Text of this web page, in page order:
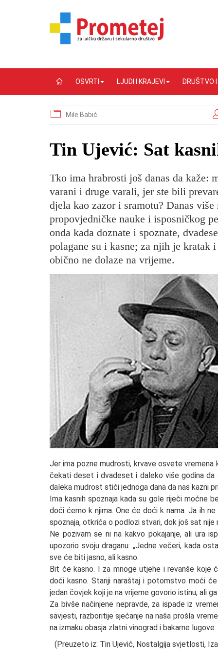
OSVRTI LJUDI I KRAJEVI DRUŠTVO
Mile Babić
Tin Ujević: Sat
Tko ima hrabrosti još danas da kaže:
varani i druge varali, jer ste bili
djela kao zazor i sramotu? Danas
propovjedničke nauke i isposničkog
onda kada doznate i spoznate,
polagane su i kasne; za njih je
obično ne dolaze na vrijeme.
Jer ima pozne mudrosti, krvave osvete vremena
čekati deset i dvadeset i daleko više godina da
daleka mudrost stići jednoga dana da nas kazni
Ima kasnih spoznaja kada su gole riječi moćne
doći ćemo k njima. One će doći k nama. Ja ih
spoznaja, otkrića o podlozi stvari, dok još sat nije
Ne pozivam se ni na kakvo pokajanje, ali ura
upozorio svoju draganu: „Jedne večeri, kada
sve će biti jasno, ali kasno.
Bit će kasno. I za mnoge utjehe i revanše koje
doći kasno. Stariji naraštaj i potomstvo moći
jedan čovjek koji je na vrijeme govorio istinu, ali
Za bivše načinjene nepravde, za ispade iz
savjesti, razboritije sjećanje na naša prošla
na izmaku obasja zlatni vinograd i bakarne lugove.
(Preuzeto iz: Tin Ujević, Nostalgija svjetlosti,